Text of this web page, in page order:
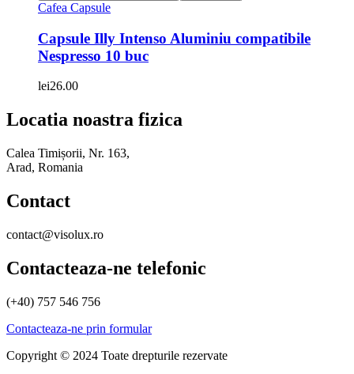
Cafea Capsule
Capsule Illy Intenso Aluminiu compatibile
Nespresso 10 buc
lei26.00
Locatia noastra fizica
Calea Timișorii, Nr. 163,
Arad, Romania
Contact
contact@visolux.ro
Contacteaza-ne telefonic
(+40) 757 546 756
Contacteaza-ne prin formular
Copyright © 2024 Toate drepturile rezervate